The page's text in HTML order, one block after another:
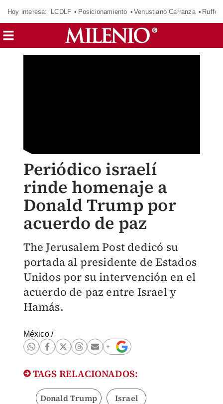
Hoy interesa: LCDLF Posicionamiento Venustiano Carranza Ruffo
Periódico israelí
rinde homenaje a
Donald Trump por
acuerdo de paz
The Jerusalem Post dedicó su
portada al presidente de Estados
Unidos por su intervención en el
acuerdo de paz entre Israel y
Hamás.
México/
TAGS RELACIONADOS:
Donald Trump Israel